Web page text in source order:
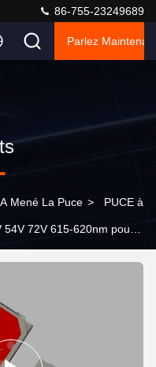
86-755-23249689
Parlez
Mené La Puce > PUCE à
72V 615-620nm pour